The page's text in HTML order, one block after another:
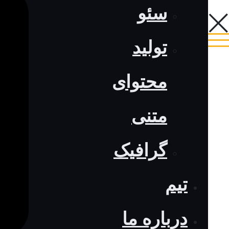
سئو
تولید
محتوای
متنی
گرافیک
تیم
درباره ما